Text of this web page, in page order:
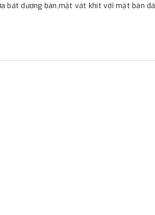
bát dương bàn,mặt vát khít với mặt bàn đá